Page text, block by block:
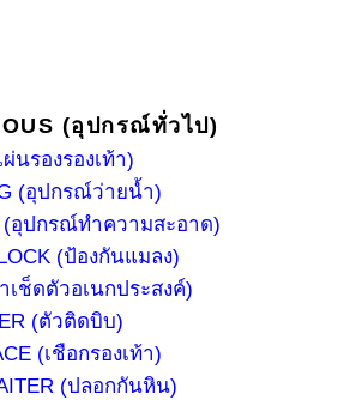
(อุปกรณ์ทั่วไป)
ผ่นรองรองเท้า)
(อุปกรณ์ว่ายน้ำ)
(อุปกรณ์ทำความสะอาด)
(ป้องกันแมลง)
เช็ดตัวอเนกประสงค์)
(ตัวติดบิบ)
(เชือกรองเท้า)
(ปลอกกันหิน)